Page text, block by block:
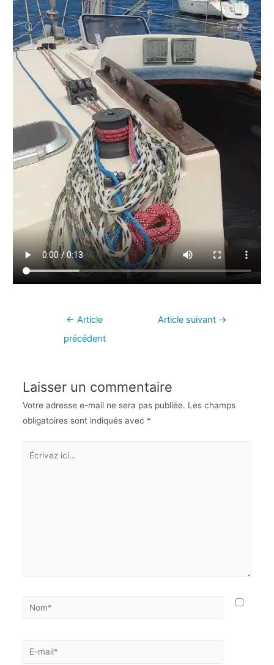
← Article
précédent
Article suivant →
Laisser un commentaire
Votre adresse e-mail ne sera pas publiée. Les champs
obligatoires sont indiqués avec *